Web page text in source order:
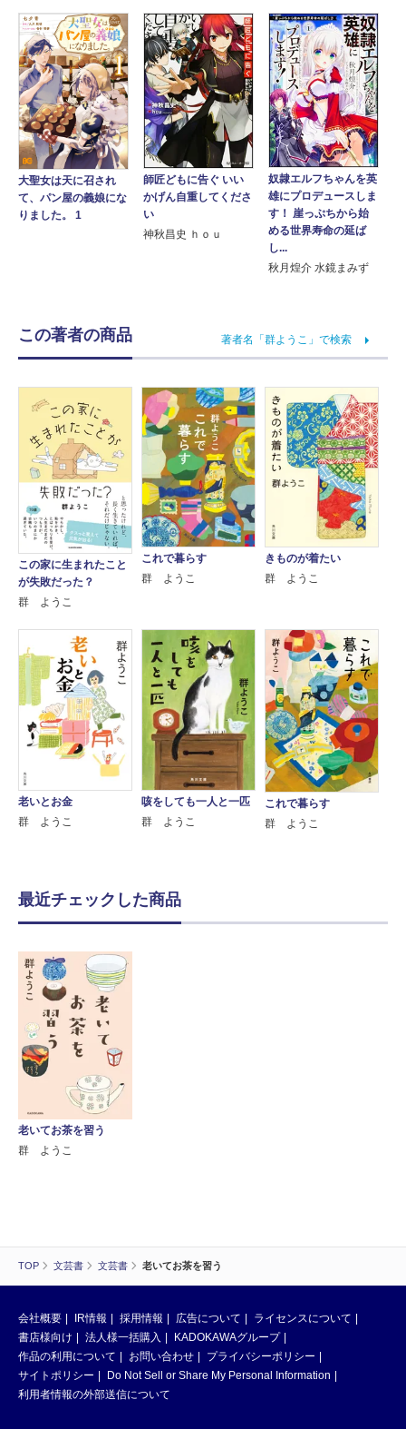
TOP 文芸書 文芸書 老いてお茶を習う
大聖女は天に召され
て、パン屋の義娘にな
りました。 1
師匠どもに告ぐ いい
かげん自重してくださ
い
神秋昌史 ｈｏｕ
奴隷エルフちゃんを英
雄にプロデュースしま
す！ 崖っぷちから始
める世界寿命の延ば
し...
秋月煌介 水鏡まみず
この著者の商品 著者名「群ようこ」で検索
この家に生まれたこと
が失敗だった？
群 ようこ
これで暮らす
群 ようこ
きものが着たい
群 ようこ
老いとお金
群 ようこ
咳をしても一人と一匹
群 ようこ
これで暮らす
群 ようこ
最近チェックした商品
老いてお茶を習う
群 ようこ
会社概要 IR情報 採用情報 広告について
ライセンスについて
書店様向け
法人様一括購入
KADOKAWAグループ
作品の利用について
お問い合わせ
プライバシーポリシー
サイトポリシー
Do Not Sell or Share My Personal Information
利用者情報の外部送信について